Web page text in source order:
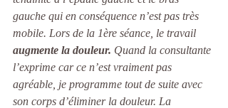
gauche qui en conséquence n’est pas très
mobile. Lors de la 1ère séance, le travail
augmente la douleur. Quand la consultante
l’exprime car ce n’est vraiment pas
agréable, je programme tout de suite avec
son corps d’éliminer la douleur. La